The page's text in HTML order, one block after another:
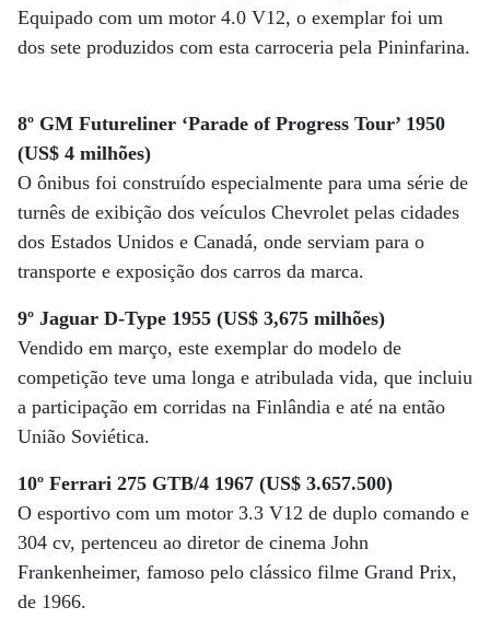
Equipado com um motor 4.0 V12, o exemplar foi um
dos sete produzidos com esta carroceria pela Pininfarina.
8º GM Futureliner ‘Parade of Progress Tour’ 1950
(US$ 4 milhões)
O ônibus foi construído especialmente para uma série de
turnês de exibição dos veículos Chevrolet pelas cidades
dos Estados Unidos e Canadá, onde serviam para o
transporte e exposição dos carros da marca.
9º Jaguar D-Type 1955 (US$ 3,675 milhões)
Vendido em março, este exemplar do modelo de
competição teve uma longa e atribulada vida, que incluiu
a participação em corridas na Finlândia e até na então
União Soviética.
10º Ferrari 275 GTB/4 1967 (US$ 3.657.500)
O esportivo com um motor 3.3 V12 de duplo comando e
304 cv, pertenceu ao diretor de cinema John
Frankenheimer, famoso pelo clássico filme Grand Prix,
de 1966.